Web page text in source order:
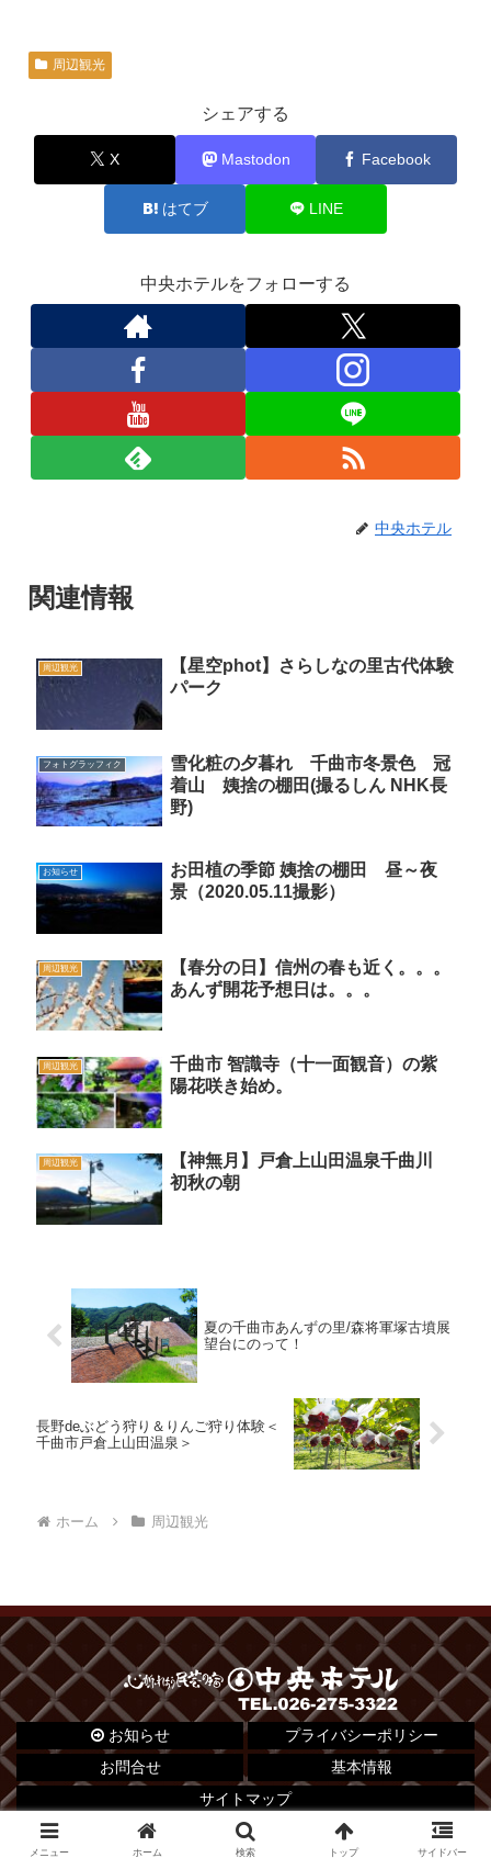
周辺観光
シェアする
X Mastodon Facebook
はてブ LINE
中央ホテルをフォローする
中央ホテル
関連情報
周辺観光
【星空phot】さらしなの里古代体験
パーク
フォトグラッフィク
雪化粧の夕暮れ 千曲市冬景色 冠
着山 姨捨の棚田(撮るしん NHK長
野)
お知らせ
お田植の季節 姨捨の棚田 昼～夜
景（2020.05.11撮影）
周辺観光
【春分の日】信州の春も近く。。。
あんず開花予想日は。。。
周辺観光
千曲市 智識寺（十一面観音）の紫
陽花咲き始め。
周辺観光
【神無月】戸倉上山田温泉千曲川
初秋の朝
夏の千曲市あんずの里/森将軍塚古墳展
望台にのって！
長野deぶどう狩り＆りんご狩り体験＜
千曲市戸倉上山田温泉＞
ホーム 周辺観光
お知らせ
プライバシーポリシー
お問合せ
基本情報
サイトマップ
© 2012 心がふれあう民芸の宿 中央ホテル.
メニュー ホーム 検索 トップ サイドバー